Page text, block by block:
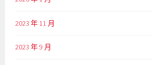
2023 年 11 月
2023 年 9 月